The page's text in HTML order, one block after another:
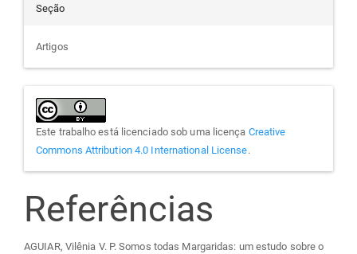
Seção
Artigos
Este trabalho está licenciado sob uma licença Creative
Commons Attribution 4.0 International License.
Referências
AGUIAR, Vilênia V. P. Somos todas Margaridas: um estudo sobre o